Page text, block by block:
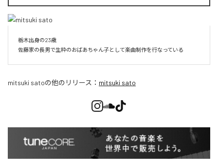
栃木出身の23歳
佐藤家の長男で生粋のおばあちゃん子として楽曲制作を行なっている
mitsuki satoの他のリリース： mitsuki sato